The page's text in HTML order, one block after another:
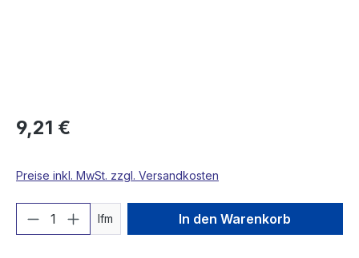
9,21 €
Preise inkl. MwSt. zzgl. Versandkosten
Produkt Anzahl: Gib den
lfm In den Warenkorb